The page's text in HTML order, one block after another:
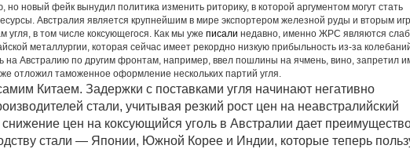
но новый фейк вынудил политика изменить риторику, в которой аргументом могут стать
Австралия является крупнейшим в мире экспортером железной руды и вторым
угля, в том числе коксующегося. Как мы уже писали недавно, именно ЖРС являются
металлургии, которая сейчас имеет рекордно низкую прибыльность из-за
на Австралию по другим фронтам, например, ввел пошлины на ячмень, вино, запретил
отложил таможенное оформление нескольких партий угля.
Китаем. Задержки с поставками угля начинают негативно
стали, учитывая резкий рост цен на неавстралийский
цен на коксующийся уголь в Австралии дает
стали — Японии, Южной Корее и Индии, которые теперь